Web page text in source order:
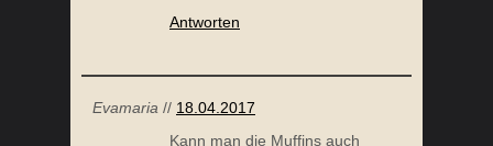
Antworten
Evamaria // 18.04.2017
Kann man die Muffins auch